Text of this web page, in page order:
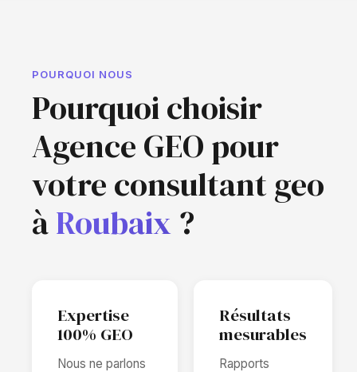
POURQUOI NOUS
Pourquoi choisir
Agence GEO pour
votre consultant geo
àRoubaix ?
Expertise
100% GEO
Nous ne parlons
Résultats
mesurables
Rapports